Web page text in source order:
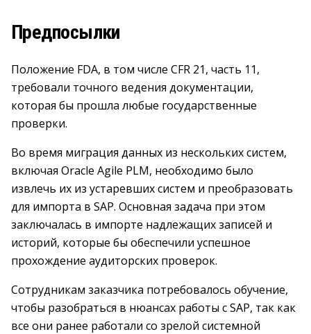
Предпосылки
Положение FDA, в том числе CFR 21, часть 11,
требовали точного ведения документации,
которая бы прошла любые государственные
проверки.
Во время миграция данных из нескольких систем,
включая Oracle Agile PLM, необходимо было
извлечь их из устаревших систем и преобразовать
для импорта в SAP. Основная задача при этом
заключалась в импорте надлежащих записей и
историй, которые бы обеспечили успешное
прохождение аудиторских проверок.
Сотрудникам заказчика потребовалось обучение,
чтобы разобраться в нюансах работы с SAP, так как
все они ранее работали со зрелой системной